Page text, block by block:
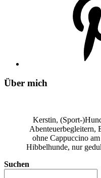
Über mich
Kerstin, (Sport-
Abenteuerbegleitern,
ohne Cappuccino
Hibbelhunde, nur
Suchen